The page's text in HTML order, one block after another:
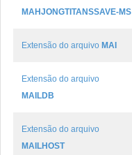
MAHJONGTITANSSAVE-MS
Extensão do arquivo MAI
Extensão do arquivo
MAILDB
Extensão do arquivo
MAILHOST